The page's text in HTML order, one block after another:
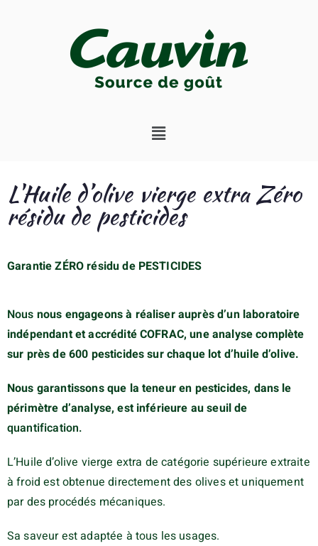
L'Huile d’olive vierge extra Zéro
résidu de pesticides
Garantie ZÉRO résidu de PESTICIDES
Nous nous engageons à réaliser auprès d’un laboratoire
indépendant et accrédité COFRAC, uneanalyse complète
sur prèsde 600 pesticides sur chaque lot d’huile d’olive.
Nous garantissons que la teneur en pesticides, dans le
périmètre d’analyse, est inférieure au seuil de
quantification.
L’Huile d’olive vierge extra de catégorie supérieure extraite
à froid est obtenue directement des olives et uniquement
par des procédés mécaniques.
Sa saveur est adaptée à tous les usages.